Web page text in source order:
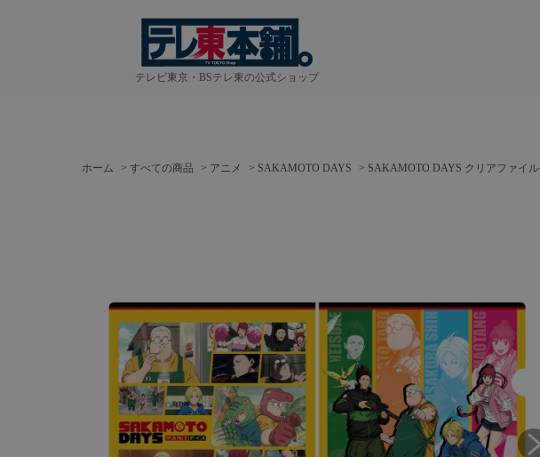
テレビ東京・BSテレ東の公式ショップ
ホーム > すべての商品 > アニメ > SAKAMOTO DAYS > SAKAMOTO DAYS クリアファイル